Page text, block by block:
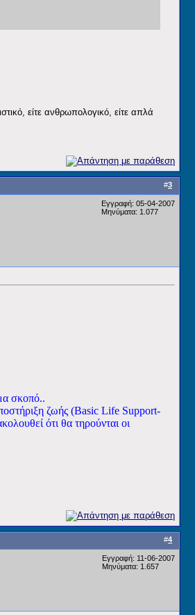
είτε ανθρωπολογικό, είτε απλά
#3
Εγγραφή: 05-04-2007
Μηνύματα: 1.077
σκοπό..
ζωής (Βasic Life Support-
ότι θα τηρούνται οι
#4
Εγγραφή: 11-06-2007
Μηνύματα: 1.657